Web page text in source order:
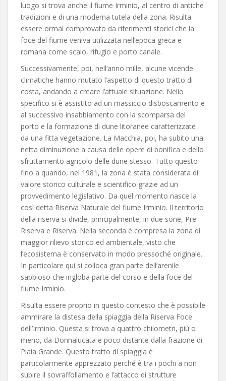
luogo si trova anche il fiume Irminio, al centro di antiche
tradizioni e di una moderna tutela della zona. Risulta
essere ormai comprovato da riferimenti storici che la
foce del fiume veniva utilizzata nell’epoca greca e
romana come scalo, rifugio e porto canale.
Successivamente, poi, nell’anno mille, alcune vicende
climatiche hanno mutato l’aspetto di questo tratto di
costa, andando a creare l’attuale situazione. Nello
specifico si è assistito ad un massiccio disboscamento e
al successivo insabbiamento con la scomparsa del
porto e la formazione di dune litoranee caratterizzate
da una fitta vegetazione. La Macchia, poi, ha subito una
netta diminuzione a causa delle opere di bonifica e dello
sfruttamento agricolo delle dune stesso. Tutto questo
fino a quando, nel 1981, la zona è stata considerata di
valore storico culturale e scientifico grazie ad un
provvedimento legislativo. Da quel momento nasce la
così detta Riserva Naturale del fiume Irminio. Il territorio
della riserva si divide, principalmente, in due sone, Pre
Riserva e Riserva. Nella seconda è compresa la zona di
maggior rilievo storico ed ambientale, visto che
l’ecosistema è conservato in modo pressoché originale.
In particolare qui si colloca gran parte dell’arenile
sabbioso che ingloba parte del corso e della foce del
fiume Irminio.
Risulta essere proprio in questo contesto che è possibile
ammirare la distesa della spiaggia della Riserva Foce
dell’Irminio. Questa si trova a quattro chilometri, più o
meno, da Donnalucata e poco distante dalla frazione di
Plaia Grande. Questo tratto di spiaggia è
particolarmente apprezzato perché è tra i pochi a non
subire il sovraffollamento e l’attacco di strutture